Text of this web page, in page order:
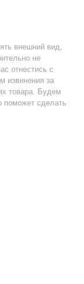
внешний вид,
не
отнестись с
извинения за
товара. Будем
поможет сделать